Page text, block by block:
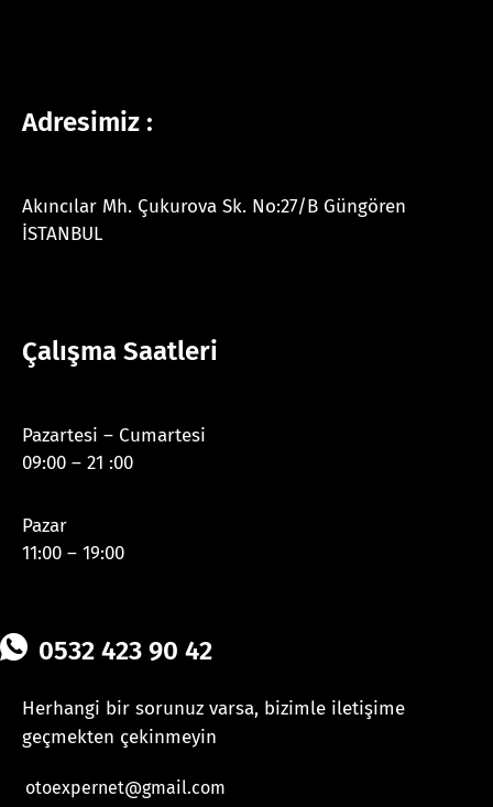
Adresimiz :
Akıncılar Mh. Çukurova Sk. No:27/B Güngören
İSTANBUL
Çalışma Saatleri
Pazartesi – Cumartesi
09:00 – 21 :00
Pazar
11:00 – 19:00
0532 423 90 42
Herhangi bir sorunuz varsa, bizimle iletişime
geçmekten çekinmeyin
otoexpernet@gmail.com